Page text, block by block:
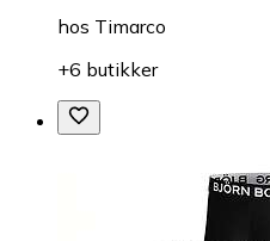
hos Timarco
+6 butikker